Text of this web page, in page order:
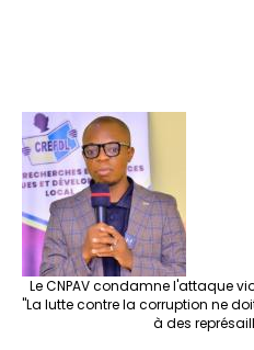
Le CNPAV condamne l'attaque
"La lutte contre la corruption ne
à des